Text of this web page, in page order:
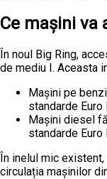
Ce mașini va
În noul Big Ring,
de mediu I. Aceasta
Mașini pe
standarde Euro
Mașini diesel
standarde Euro
În inelul mic
circulația mașinilor